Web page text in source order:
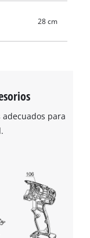
para
Maps!
to load due
28 cm
para